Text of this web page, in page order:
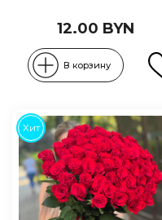
12.00 BYN
В корзину
Хит